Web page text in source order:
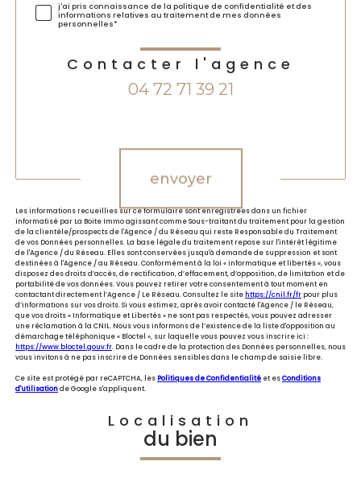
j'ai pris connaissance de la politique de confidentialité et des
informations relatives au traitement de mes données
personnelles*
Contacter l'agence
04 72 71 39 21
envoyer
Les informations recueillies sur ce formulaire sont enregistrées dans un fichier
informatisé par La Boite Immo agissant comme Sous-traitant du traitement pour la gestion
de la clientèle/prospects de l'Agence / du Réseau qui reste Responsable du Traitement
de vos Données personnelles. La base légale du traitement repose sur l'intérêt légitime
de l'Agence / du Réseau. Elles sont conservées jusqu'à demande de suppression et sont
destinées à l'Agence / au Réseau. Conformément à la loi « informatique et libertés », vous
disposez des droits d’accès, de rectification, d’effacement, d’opposition, de limitation et de
portabilité de vos données. Vous pouvez retirer votre consentement à tout moment en
contactant directement l’Agence / Le Réseau. Consultez le site https://cnil.fr/fr pour plus
d’informations sur vos droits. Si vous estimez, après avoir contacté l'Agence / le Réseau,
que vos droits « Informatique et Libertés » ne sont pas respectés, vous pouvez adresser
une réclamation à la CNIL. Nous vous informons de l’existence de la liste d'opposition au
démarchage téléphonique « Bloctel », sur laquelle vous pouvez vous inscrire ici :
https://www.bloctel.gouv.fr. Dans le cadre de la protection des Données personnelles, nous
vous invitons à ne pas inscrire de Données sensibles dans le champ de saisie libre.
Ce site est protégé par reCAPTCHA, les Politiques de Confidentialité et esConditions
d'utilisationde Google s'appliquent.
Localisation
du bien